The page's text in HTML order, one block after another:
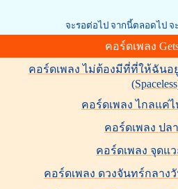
จะรอต่อไป จากนี้ตลอดไป
คอร์ดเพลง
คอร์ดเพลง ไม่ต้องมีที่ที่ให้ฉัน
คอร์ดเพลง ไกลแค่
คอร์ดเพลง ปล
คอร์ดเพลง จุดแ
คอร์ดเพลง ดวงจันทร์กลาง